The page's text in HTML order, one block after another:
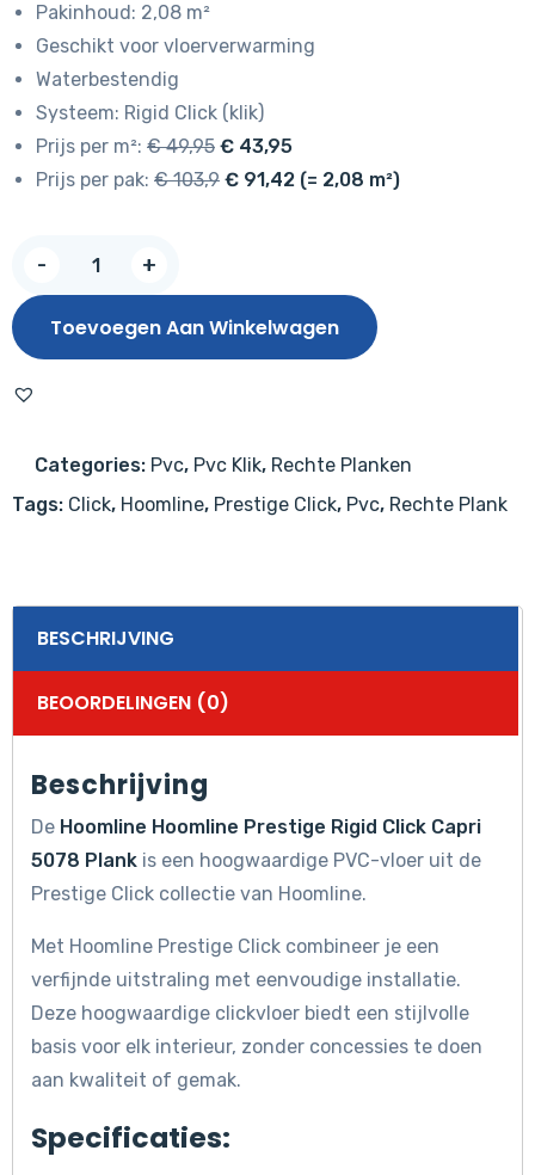
Pakinhoud: 2,08 m²
Geschikt voor vloerverwarming
Waterbestendig
Systeem: Rigid Click (klik)
Prijs per m²: € 49,95 € 43,95
Prijs per pak: € 103,9 € 91,42 (= 2,08 m²)
-
Rigid
Click
Capri
+
Toevoegen Aan Winkelwagen
Categories: Pvc, Pvc Klik, Rechte Planken
Tags: Click, Hoomline, Prestige Click, Pvc, Rechte Plank
BESCHRIJVING
BEOORDELINGEN (0)
Beschrijving
De Hoomline Hoomline Prestige Rigid Click Capri
5078 Plank is een hoogwaardige PVC-vloer uit de
Prestige Click collectie van Hoomline.
Met Hoomline Prestige Click combineer je een
verfijnde uitstraling met eenvoudige installatie.
Deze hoogwaardige clickvloer biedt een stijlvolle
basis voor elk interieur, zonder concessies te doen
aan kwaliteit of gemak.
Specificaties: